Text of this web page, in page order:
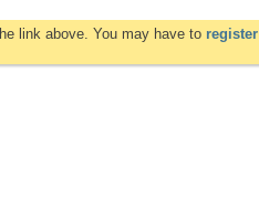
link above. You may have to register